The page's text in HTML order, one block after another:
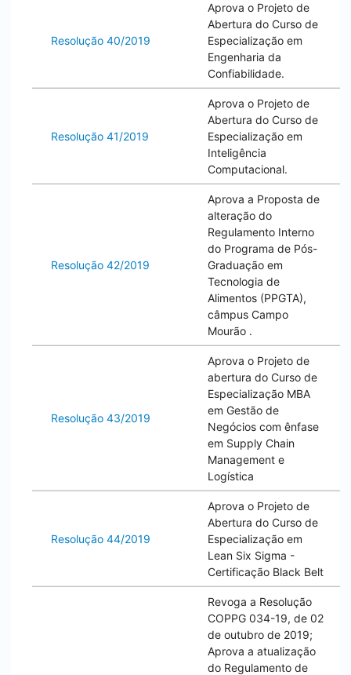
Resolução 40/2019
Aprova o Projeto de
Abertura do Curso de
Especialização em
Engenharia da
Confiabilidade.
Resolução 41/2019
Aprova o Projeto de
Abertura do Curso de
Especialização em
Inteligência
Computacional.
Resolução 42/2019
Aprova a Proposta de
alteração do
Regulamento Interno
do Programa de Pós-
Graduação em
Tecnologia de
Alimentos (PPGTA),
câmpus Campo
Mourão .
Resolução 43/2019
Aprova o Projeto de
abertura do Curso de
Especialização MBA
em Gestão de
Negócios com ênfase
em Supply Chain
Management e
Logística
Resolução 44/2019
Aprova o Projeto de
Abertura do Curso de
Especialização em
Lean Six Sigma -
Certificação Black Belt
Revoga a Resolução
COPPG 034-19, de 02
de outubro de 2019;
Aprova a atualização
do Regulamento de